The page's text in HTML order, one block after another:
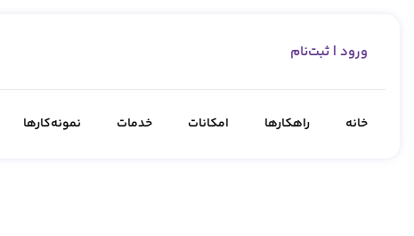
ورود | ثبت‌نام
خانه راهکارها امکانات خدمات نمونه‌کارها